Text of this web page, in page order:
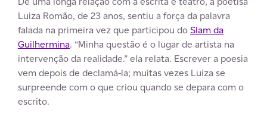
Luiza Romão, de 23 anos, sentiu a força da palavra
falada na primeira vez que participou doSlam da
Guilhermina. “Minha questão é o lugar de artista na
intervenção da realidade.” ela relata. Escrever a poesia
vem depois de declamá-la; muitas vezes Luiza se
surpreende com o que criou quando se depara com o
escrito.